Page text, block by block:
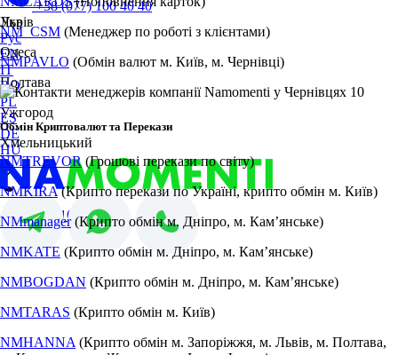
Львів
Одеса
Полтава
Ужгород
Хмельницький
+38 (077) 100 40 40
+38 (077) 100 40 40
Укр
Рус
EN
IT
RO
PL
ES
DE
HU
NM_CSM (Менеджер по роботі з клієнтами)
NMPAVLO (Обмін валют м. Київ, м. Чернівці)
Обмін Криптовалют та Перекази
NMTREVOR (Грошові перекази по світу)
NMKIRA(Крипто перекази по Україні, крипто обмін м. Київ)
NMmanager(Крипто обмін м. Дніпро, м. Камʼянське)
NMKATE (Крипто обмін м. Дніпро, м. Камʼянське)
NMBOGDAN (Крипто обмін м. Дніпро, м. Камʼянське)
NMTARAS (Крипто обмін м. Київ)
NMHANNA (Крипто обмін м. Запоріжжя, м. Львів, м. Полтава,